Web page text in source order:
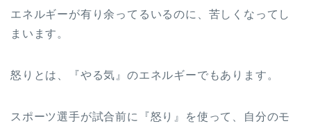
エネルギーが有り余ってるいるのに、苦しくなってし
まいます。
怒りとは、『やる気』のエネルギーでもあります。
スポーツ選手が試合前に『怒り』を使って、自分のモ